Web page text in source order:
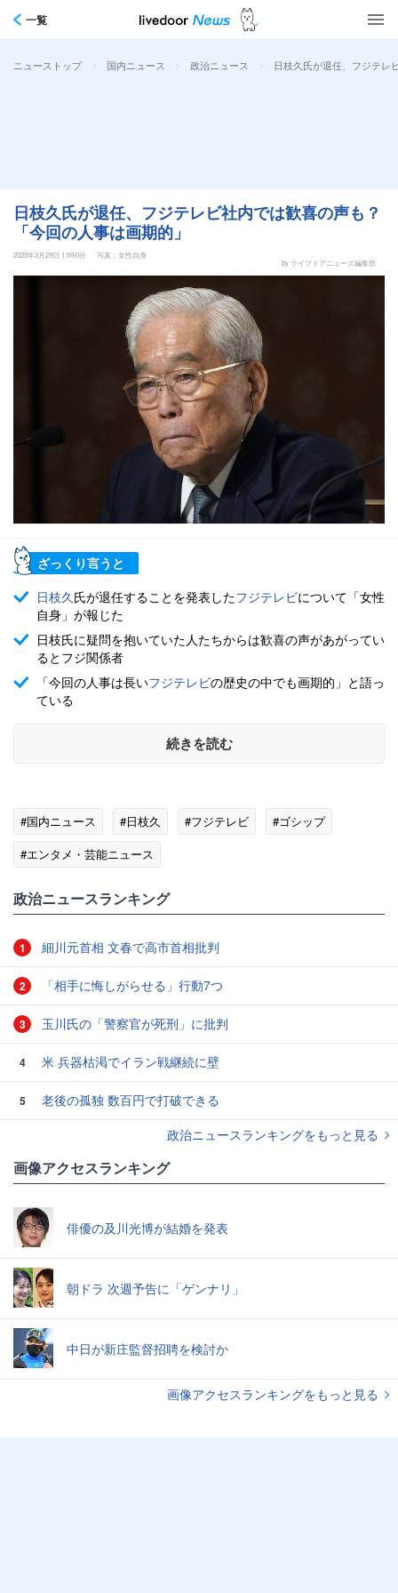
一覧
ニューストップ > 国内ニュース > 政治ニュース > 日枝久氏が退任、フジテレ
日枝久氏が退任、フジテレビ社内では歓喜の声も？
「今回の人事は画期的」
2025年3月29日 11時0分
写真：女性自身
by ライブドアニュース編集部
ざっくり言うと
日枝久 氏が退任することを発表したフジテレビについて「女性
自身」が報じた
日枝氏に疑問を抱いていた人たちからは歓喜の声があがってい
るとフジ関係者
「今回の人事は長いフジテレビの歴史の中でも画期的」と語っ
ている
続きを読む
#国内ニュース #日枝久 #フジテレビ
#ゴシップ
#エンタメ・芸能ニュース
政治ニュースランキング
1 細川元首相 文春で高市首相批判
2 「相手に悔しがらせる」行動7つ
3 玉川氏の「警察官が死刑」に批判
4 米 兵器枯渇でイラン戦継続に壁
5
老後の孤独 数百円で打破できる
政治ニュースランキングをもっと見る
画像アクセスランキング
俳優の及川光博が結婚を発表
朝ドラ 次週予告に「ゲンナリ」
中日が新庄監督招聘を検討か
画像アクセスランキングをもっと見る